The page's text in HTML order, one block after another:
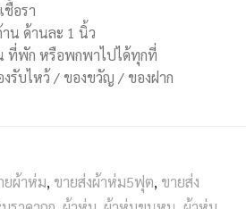
ชื้อรา
น ด้านละ 1 นิ้ว
ที่พัก หรือพกพาไปได้ทุกที่
รับไหว้ / ของขวัญ / ของฝาก
ยผ้าห่ม, ขายส่งผ้าห่ม5ฟุต, ขายส่ง